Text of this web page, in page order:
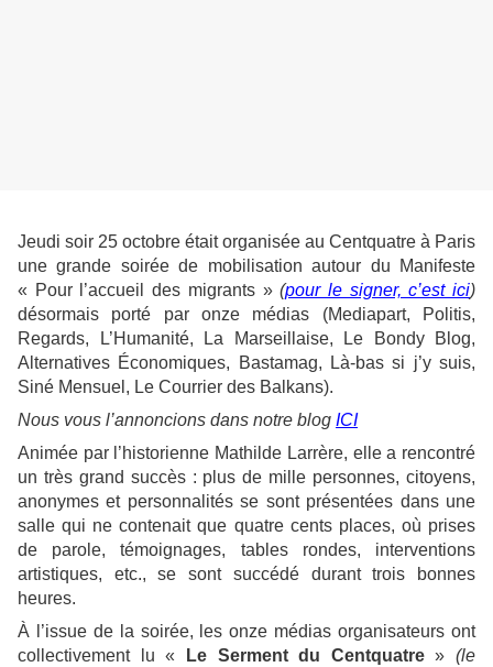
Jeudi soir 25 octobre était organisée au Centquatre à Paris
une grande soirée de mobilisation autour du Manifeste
« Pour l’accueil des migrants »(pour le signer, c’est ici)
désormais porté par onze médias (Mediapart, Politis,
Regards, L’Humanité, La Marseillaise, Le Bondy Blog,
Alternatives Économiques, Bastamag, Là-bas si j’y suis,
Siné Mensuel, Le Courrier des Balkans).
Nous vous l’annoncions dans notre blog ICI
Animée par l’historienne Mathilde Larrère, elle a rencontré
un très grand succès : plus de mille personnes, citoyens,
anonymes et personnalités se sont présentées dans une
salle qui ne contenait que quatre cents places, où prises
de parole, témoignages, tables rondes, interventions
artistiques, etc., se sont succédé durant trois bonnes
heures.
À l’issue de la soirée, les onze médias organisateurs ont
collectivement lu «
Le Serment du Centquatre» (le